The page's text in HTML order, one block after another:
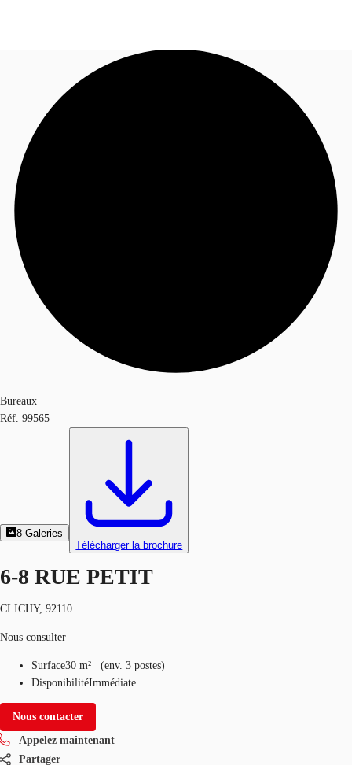
Blog
Données marchés
Appelez maintenant
Bureaux
Réf. 99565
8 Galeries
Télécharger la brochure
6-8 RUE PETIT
CLICHY, 92110
Nous consulter
Surface30 m² (env. 3 postes)
DisponibilitéImmédiate
Nous contacter
Appelez maintenant
Partager